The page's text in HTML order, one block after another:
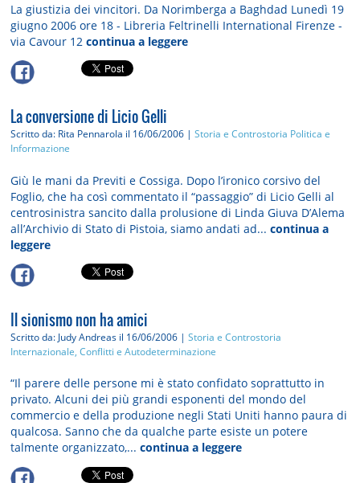
La giustizia dei vincitori. Da Norimberga a Baghdad Lunedì 19
giugno 2006 ore 18 - Libreria Feltrinelli International Firenze -
via Cavour 12continua a leggere
La conversione di Licio Gelli
Scritto da: Rita Pennarola il 16/06/2006 |Storia e Controstoria Politica e
Informazione
Giù le mani da Previti e Cossiga. Dopo l’ironico corsivo del
Foglio, che ha così commentato il “passaggio” di Licio Gelli al
centrosinistra sancito dalla prolusione di Linda Giuva D’Alema
all’Archivio di Stato di Pistoia, siamo andati ad...continua a
leggere
Il sionismo non ha amici
Scritto da: Judy Andreas il 16/06/2006 |Storia e Controstoria
Internazionale, Conflitti e Autodeterminazione
“Il parere delle persone mi è stato confidato soprattutto in
privato. Alcuni dei più grandi esponenti del mondo del
commercio e della produzione negli Stati Uniti hanno paura di
qualcosa. Sanno che da qualche parte esiste un potere
talmente organizzato,...continua a leggere